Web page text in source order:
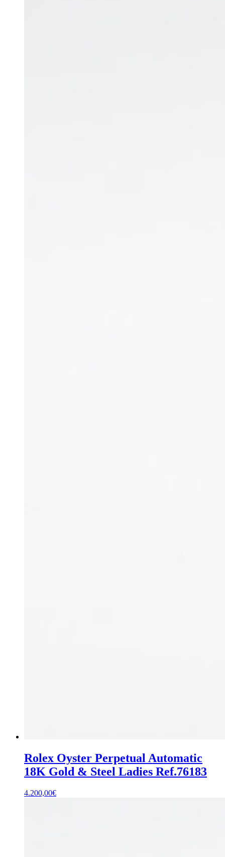
Rolex Oyster Perpetual Automatic
18K Gold & Steel Ladies Ref.76183
4.200,00€